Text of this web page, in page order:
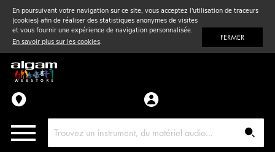
En poursuivant votre navigation sur ce site, vous acceptez l'utilisation de traceurs
(cookies) afin de réaliser des statistiques anonymes de visites
et vous fournir une expérience de navigation personnalisée.
En savoir plus sur les cookies. FERMER
Vent& Violon
Accessoires
Pièces détachées